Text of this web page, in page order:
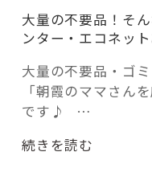
fleXe
「ひと」
大量の不要品！そ
ンター・エコネッ
大量の不要品・ゴ
「朝霞のママさん
です♪ …
“大
続きを読む